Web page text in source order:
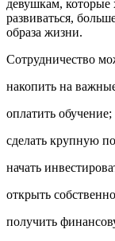
девушкам, которые
развиваться,
образа жизни.
Сотрудничество
накопить на
оплатить обучение;
сделать крупную
начать
открыть
получить